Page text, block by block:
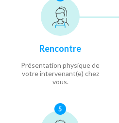
Rencontre
Présentation physique de
votre intervenant(e) chez
vous.
5